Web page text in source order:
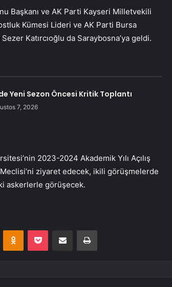
Başkanı ve AK Parti Kayseri Milletvekili
Kümesi Lideri ve AK Parti Bursa
Katırcıoğlu da Saraybosna’ya geldi.
Yeni Sezon Öncesi Kritik Toplantı
7, 2026
2023-2024 Akademik Yılı Açılış
ziyaret edecek, ikili görüşmelerde
askerlerle görüşecek.
Odnoklassniki
Pocket E-Posta ile paylaş Yazdır